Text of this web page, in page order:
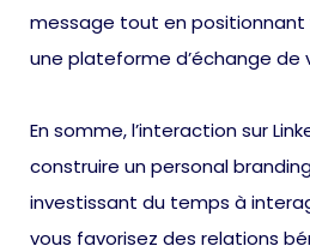
message tout en
une plateforme d’échange de
En somme, l’interaction sur
construire un personal
investissant du temps à
vous favorisez des relations